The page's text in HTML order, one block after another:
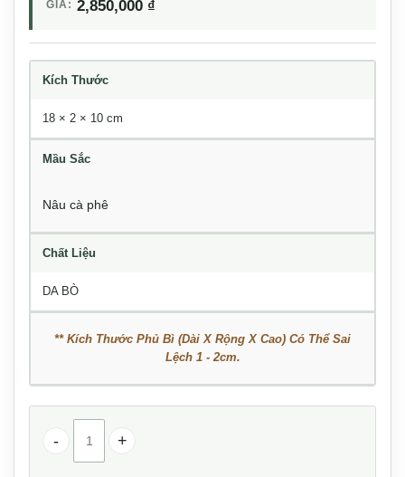
GIÁ: 2,850,000 ₫
Kích Thước
18 × 2 × 10 cm
Mầu Sắc
Nâu cà phê
Chất Liệu
DA BÒ
** Kích Thước Phủ Bì (Dài X Rộng X Cao) Có Thể Sai
Lệch 1 - 2cm.
Ví da cầm tay cao cấp handmade VCTK09 số lượng